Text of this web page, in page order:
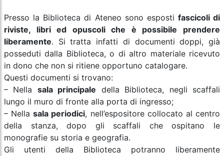
Presso la Biblioteca di Ateneo sono esposti fascicoli di
riviste, libri ed opuscoli che è possibile prendere
liberamente. Si tratta infatti di documenti doppi, già
posseduti dalla Biblioteca, o di altro materiale ricevuto
in dono che non si ritiene opportuno catalogare.
Questi documenti si trovano:
– Nella sala principale della Biblioteca, negli scaffali
lungo il muro di fronte alla porta di ingresso;
– Nellasala periodici, nell’espositore collocato al centro
della stanza, dopo gli scaffali che ospitano le
monografie su storia e geografia.
Gli utenti della Biblioteca potranno liberamente